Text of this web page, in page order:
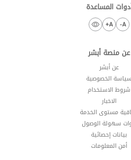
المساعدة
A-
A+
عن منصة أبشر
عن أبشر
سياسة الخصوصية
شروط الاستخدام
الاخبار
مستوى الخدمة
سهولة الوصول
بيانات إحصائية
أمن المعلومات